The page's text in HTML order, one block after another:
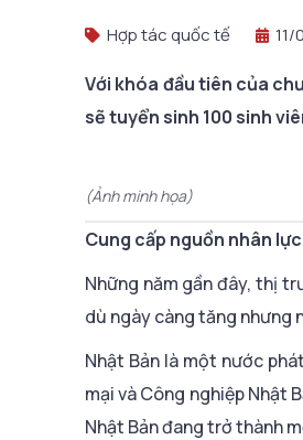
Hợp tác quốc tế
Với khóa đầu tiên của
sẽ tuyển sinh 100 sinh
(Ảnh minh họa)
Cung cấp nguồn nhân
Những năm gần đây, thị
dù ngày càng tăng nhưng
Nhật Bản là một nước
mại và Công nghiệp Nhật
Nhật Bản đang trở thành